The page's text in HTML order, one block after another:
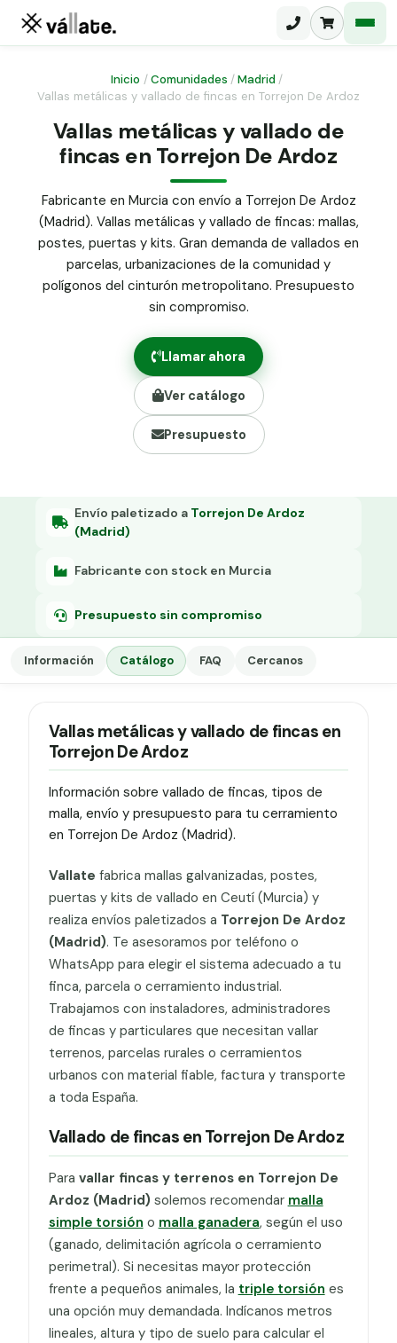
Malla ganadera
Malla simple torsión
Malla triple torsión
Panel malla H.
Puerta abatible dos hojas
Puerta acceso peatonal
Poste malla Hércules
Poste malla simple torsión
Alambre de espino galvanizado
Abrazadera PVC malla H.
Grapa malla H.
Grapadora
Tensor galvanizado
Inicio /Comunidades /Madrid /
Vallas metálicas y vallado de fincas en Torrejon De Ardoz
Vallas metálicas y vallado de
fincas en Torrejon De Ardoz
Fabricante en Murcia con envío a Torrejon De Ardoz
(Madrid). Vallas metálicas y vallado de fincas: mallas,
postes, puertas y kits. Gran demanda de vallados en
parcelas, urbanizaciones de la comunidad y
polígonos del cinturón metropolitano. Presupuesto
sin compromiso.
Llamar ahora
Ver catálogo
Presupuesto
Envío paletizado a Torrejon De Ardoz
(Madrid)
Fabricante con stock en Murcia
Presupuesto sin compromiso
Información Catálogo FAQ Cercanos
Vallas metálicas y vallado de fincas en
Torrejon De Ardoz
Información sobre vallado de fincas, tipos de
malla, envío y presupuesto para tu cerramiento
en Torrejon De Ardoz (Madrid).
Vallate fabrica mallas galvanizadas, postes,
puertas y kits de vallado en Ceutí (Murcia) y
realiza envíos paletizados a Torrejon De Ardoz
(Madrid). Te asesoramos por teléfono o
WhatsApp para elegir el sistema adecuado a tu
finca, parcela o cerramiento industrial.
Trabajamos con instaladores, administradores
de fincas y particulares que necesitan vallar
terrenos, parcelas rurales o cerramientos
urbanos con material fiable, factura y transporte
a toda España.
Vallado de fincas en Torrejon De Ardoz
Para vallar fincas y terrenos en Torrejon De
Ardoz (Madrid) solemos recomendar malla
simple torsión o malla ganadera, según el uso
(ganado, delimitación agrícola o cerramiento
perimetral). Si necesitas mayor protección
frente a pequeños animales, la triple torsión es
una opción muy demandada. Indícanos metros
lineales, altura y tipo de suelo para calcular el